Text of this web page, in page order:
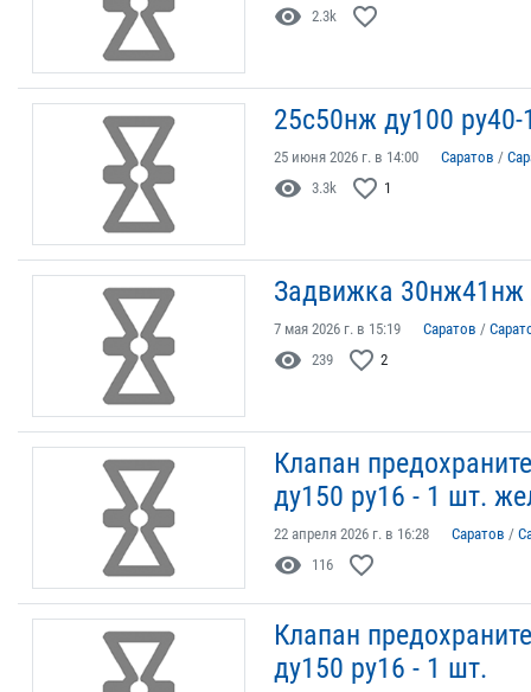
visibility 2.3k favorite_border
25с50нж ду100
25 июня 2026 г. в 14:00 Саратов /
visibility 3.3k favorite_border 1
Задвижка 30нж41нж
7 мая 2026 г. в 15:19 Саратов /
visibility 239 favorite_border 2
Клапан
ду150 ру16 - 1 шт.
22 апреля 2026 г. в 16:28 Саратов /
visibility 116 favorite_border
Клапан
ду150 ру16 - 1 шт.